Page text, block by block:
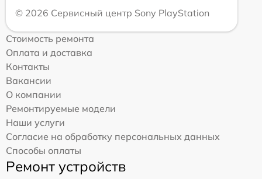
© 2026 Сервисный центр Sony PlayStation
Стоимость ремонта
Оплата и доставка
Контакты
Вакансии
О компании
Ремонтируемые модели
Наши услуги
Согласие на обработку персональных данных
Способы оплаты
Ремонт устройств